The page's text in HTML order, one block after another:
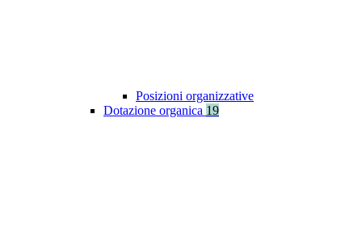
Posizioni organizzative
Dotazione organica 19